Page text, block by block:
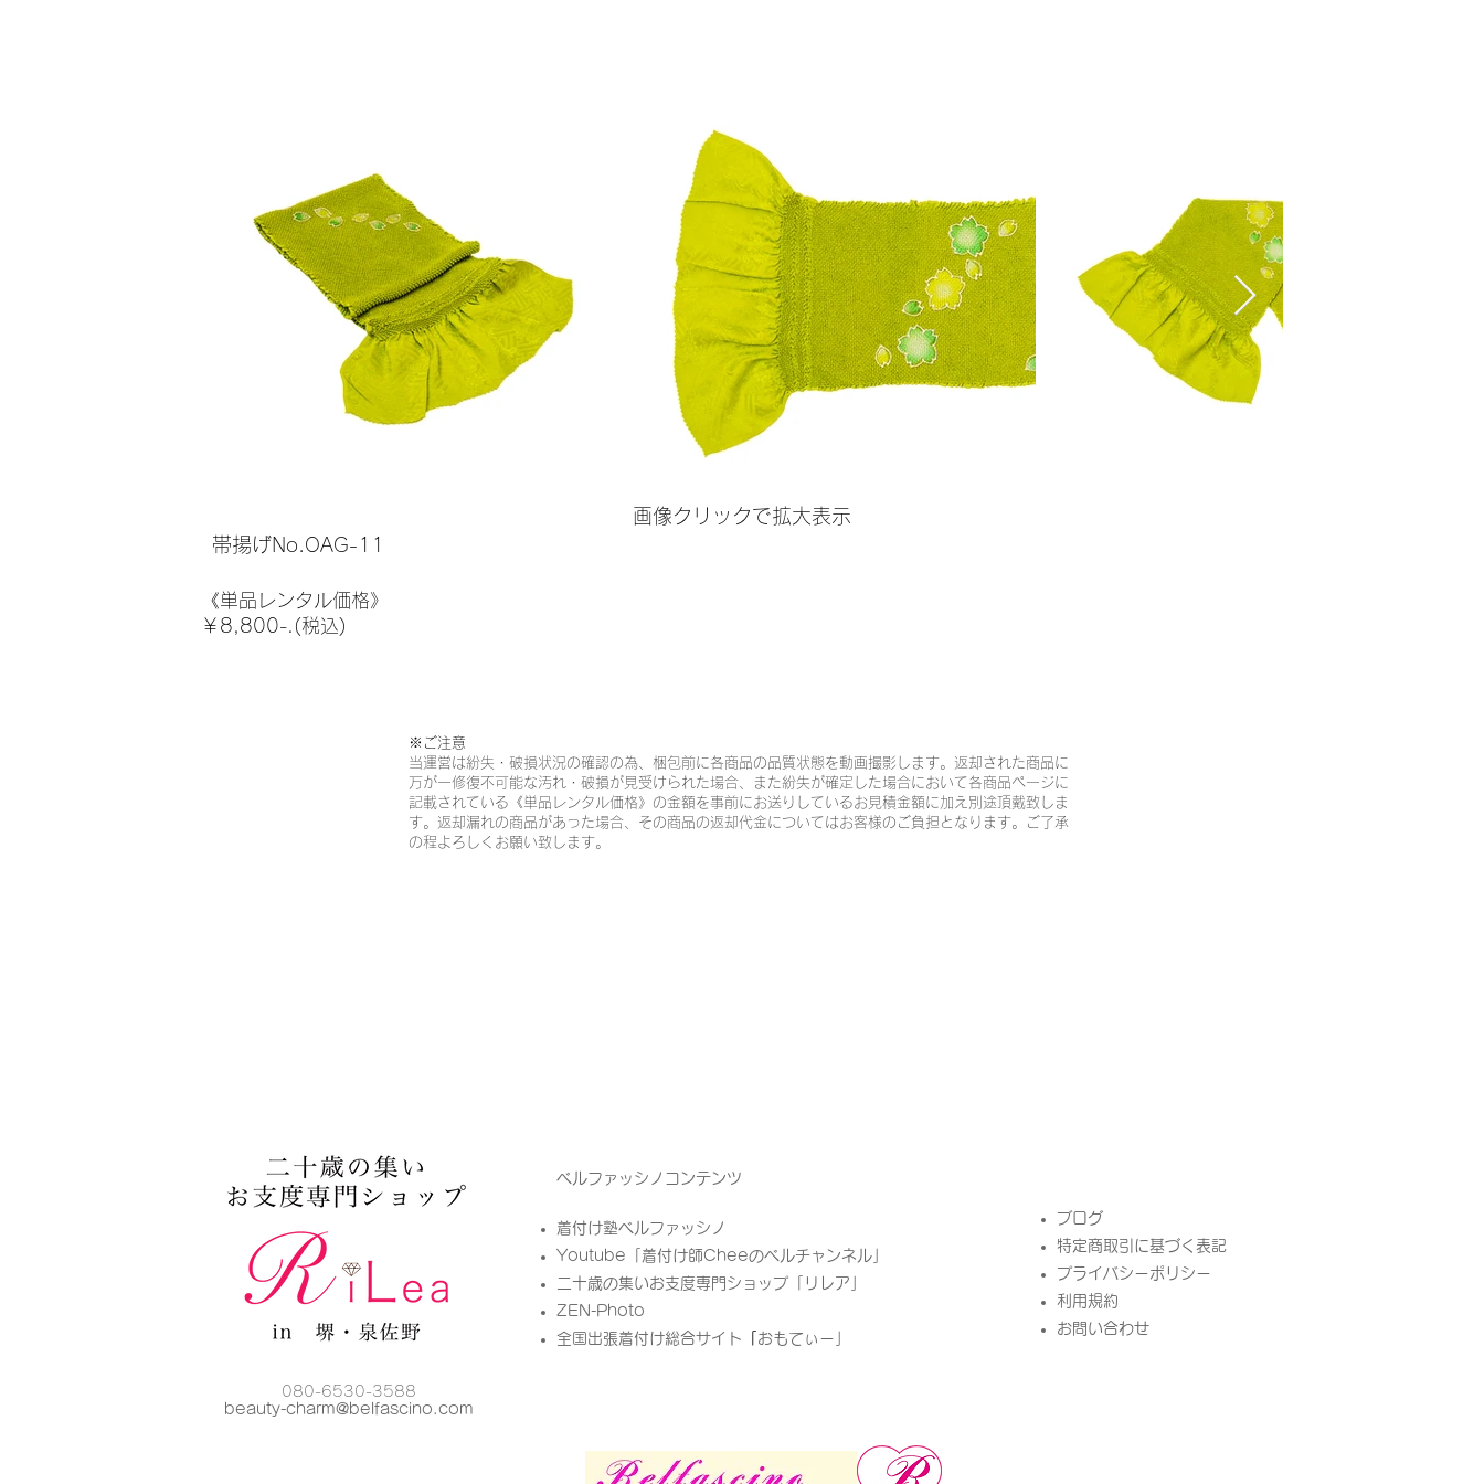
画像クリックで拡大表示
帯揚げNo.OAG-11
《単品レンタル価格》
￥8,800-.(税込)
※ご注意​
当運営は紛失・破損状況の確認の為、梱包前に各商品の品質状態を動画撮影します。返却された商品に
万が一修復不可能な汚れ・破損が見受けられた場合、また紛失が確定した場合において各商品ページに
記載されている《単品レンタル価格》の金額を事前にお送りしているお見積金額に加え別途頂戴致しま
す。返却漏れの商品があった場合、その商品の返却代金についてはお客様のご負担となります。ご了承
の程よろしくお願い致します。
ベルファッシノコンテンツ
着付け塾ベルファッシノ
Youtube「 着付け師Cheeのベルチャンネル」
二十歳の集いお支度専門ショップ「リレア」​
ZEN-Photo
全国出張着付け総合サイト
​おもてぃー」​
​ブログ
特定商取引に基づく表記
プライバシーポリシー
​利用規約
お問い合わせ
080-6530-3588
beauty-charm@belfascino.com